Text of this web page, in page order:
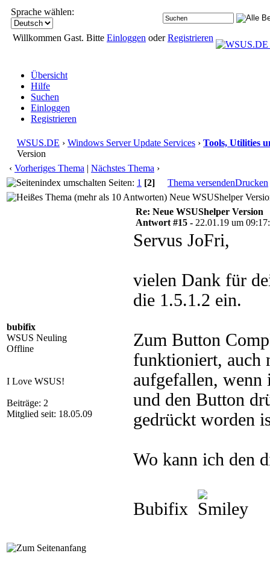
Sprache wählen:
Willkommen Gast. Bitte Einloggen oderRegistrieren
Übersicht
Hilfe
Suchen
Einloggen
Registrieren
WSUS.DE › Windows Server Update Services › Tools, Utilities
Version
‹ Vorheriges Thema | Nächstes Thema ›
Seiten: 1 [2] Thema versendenDrucken
Neue WSUShelper
bubifix
WSUS Neuling
Offline
I Love WSUS!
Beiträge: 2
Mitglied seit: 18.05.09
Re: Neue WSUShelper Version
Antwort #15 - 22.01.19 um
Servus JoFri,
vielen Dank für
die 1.5.1.2 ein.
Zum Button
funktioniert, auch
aufgefallen, wenn
und den Button
gedrückt worden
Wo kann ich den
Bubifix